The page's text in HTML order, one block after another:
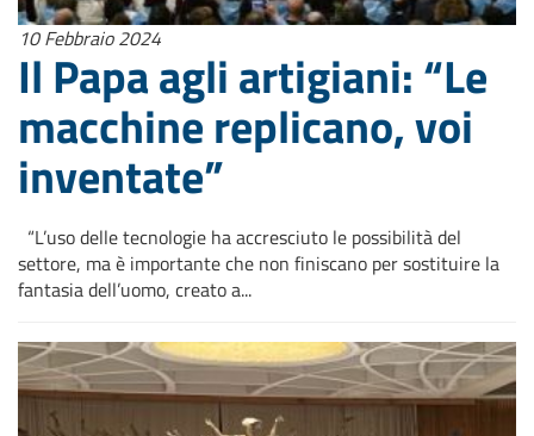
10 Febbraio 2024
Il Papa agli artigiani: “Le
macchine replicano, voi
inventate”
“L’uso delle tecnologie ha accresciuto le possibilità del
settore, ma è importante che non finiscano per sostituire la
fantasia dell’uomo, creato a...